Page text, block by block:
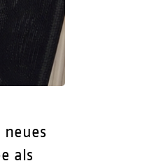
neues
als